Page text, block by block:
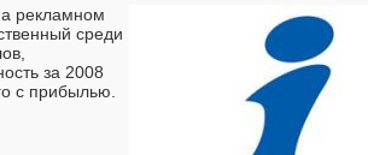
рекламном
среди
за 2008
с прибылью.